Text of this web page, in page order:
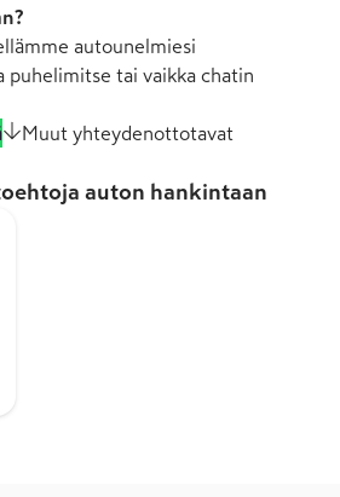
autounelmiesi
puhelimitse tai vaikka chatin
Muut yhteydenottotavat
auton hankintaan